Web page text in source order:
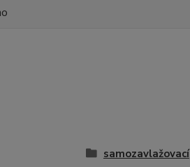
samozavlažovací